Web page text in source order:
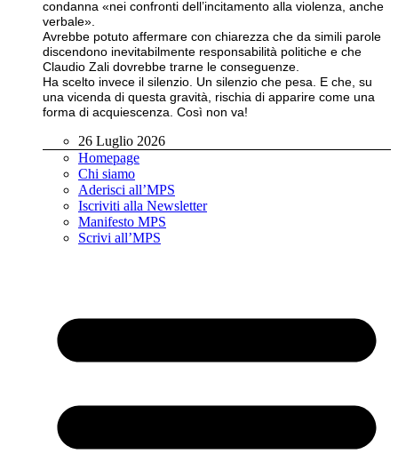
condanna «nei confronti dell’incitamento alla violenza, anche
verbale».
Avrebbe potuto affermare con chiarezza che da simili parole
discendono inevitabilmente responsabilità politiche e che
Claudio Zali dovrebbe trarne le conseguenze.
Ha scelto invece il silenzio. Un silenzio che pesa. E che, su
una vicenda di questa gravità, rischia di apparire come una
forma di acquiescenza. Così non va!
26 Luglio 2026
Homepage
Chi siamo
Aderisci all’MPS
Iscriviti alla Newsletter
Manifesto MPS
Scrivi all’MPS